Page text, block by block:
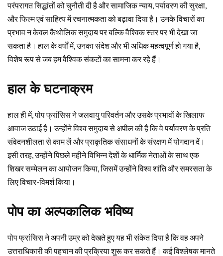
परंपरागत सिद्धांतों को चुनौती दी है और सामाजिक न्याय, पर्यावरण की सुरक्षा,
और फिल्म एवं साहित्य में रचनात्मकता को बढ़ावा दिया है। उनके विचारों का
प्रभाव न केवल कैथोलिक समुदाय पर बल्कि वैश्विक स्तर पर भी देखा जा
सकता है। हाल के वर्षों में, उनका संदेश और भी अधिक महत्वपूर्ण हो गया है,
विशेष रूप से जब हम वैश्विक संकटों का सामना कर रहे हैं।
हाल के घटनाक्रम
हाल ही में, पोप फ्रांसिस ने जलवायु परिवर्तन और उसके प्रभावों के खिलाफ
आवाज उठाई है। उन्होंने विश्व समुदाय से अपील की है कि वे पर्यावरण के प्रति
संवेदनशीलता से काम लें और प्राकृतिक संसाधनों के संरक्षण में योगदान दें।
इसी तरह, उन्होंने पिछले महीने विभिन्न देशों के धार्मिक नेताओं के साथ एक
शिखर सम्मेलन का आयोजन किया, जिसमें उन्होंने विश्व शांति और समरसता के
लिए विचार-विमर्श किया।
पोप का अल्पकालिक भविष्य
पोप फ्रांसिस ने अपनी उम्र को देखते हुए यह भी संकेत दिया है कि वह अपने
उत्तराधिकारी की पहचान की प्रक्रिया शुरू कर सकते हैं। कई विश्लेषक मानते